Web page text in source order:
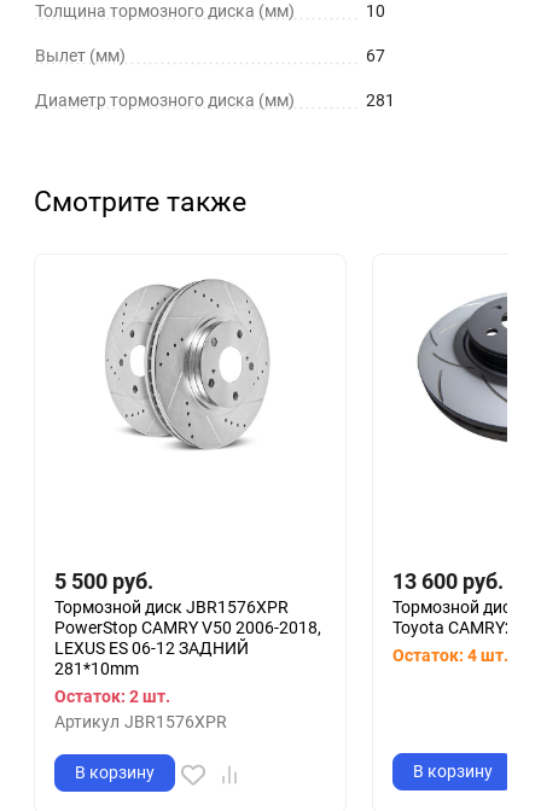
Толщина тормозного диска (мм) 10
Вылет (мм) 67
Диаметр тормозного диска (мм) 281
Смотрите также
5 500 руб.
Тормозной диск JBR1576XPR
PowerStop CAMRY V50 2006-2018,
LEXUS ES 06-12 ЗАДНИЙ
281*10mm
Остаток: 2 шт.
Артикул JBR1576XPR
В корзину
13 600 руб.
Тормозной диск
Toyota
Остаток: 4 шт.
В корзину